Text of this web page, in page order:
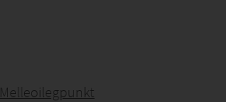
Melleoilegpunkt